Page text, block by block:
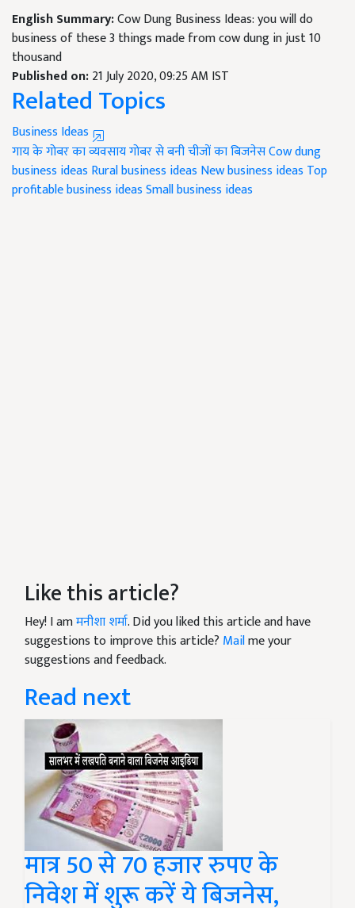
English Summary:Cow Dung Business Ideas: you will do
business of these 3 things made from cow dung in just 10
thousand
Published on:21 July 2020, 09:25 AM IST
Related Topics
Business Ideas
गाय के गोबर का व्यवसायगोबर से बनी चीजों का बिजनेसCow dung
business ideas Rural business ideas New business ideas Top
profitable business ideasSmall business ideas
Like this article?
Hey! I amमनीशा शर्मा. Did you liked this article and have
suggestions to improve this article? Mailme your
suggestions and feedback.
Read next
मात्र 50 से 70 हजार रुपए के
निवेश में शुरू करें ये बिजनेस,